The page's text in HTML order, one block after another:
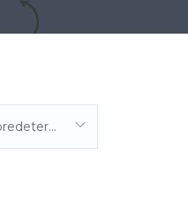
Orden predeterminada